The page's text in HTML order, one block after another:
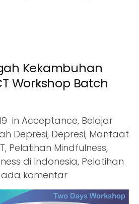
Kekambuhan
Workshop Batch
in Acceptance, Belajar
Depresi, Depresi, Manfaat
, Pelatihan Mindfulness,
di Indonesia, Pelatihan
ada komentar